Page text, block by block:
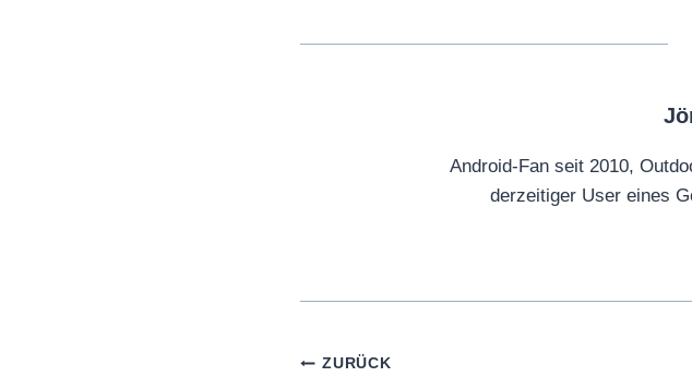
Android-Fan seit 2010,
derzeitiger User eines
Beitragsnavigation
ZURÜCK